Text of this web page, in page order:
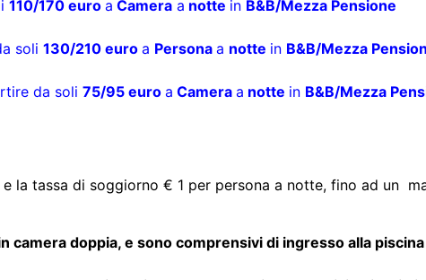
soli130/210 euroaPersonaa notteinB&B/Mezza
da soli75/95 euroaCameraanotteinB&B/Mezza
la tassa di soggiorno € 1 per persona a notte, fino ad un
doppia, e sono comprensivi di ingresso alla
( per un massimo di 5 pernottamenti consecutivi; minori di